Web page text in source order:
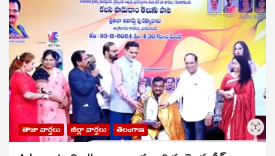
తాజా వార్తలు జిల్లా వార్తలు తెలంగాణ